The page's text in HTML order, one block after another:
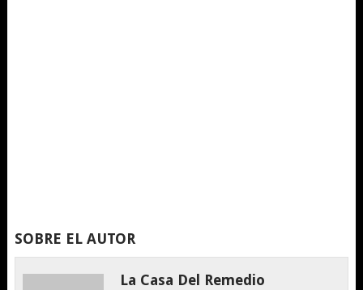
SOBRE EL AUTOR
La Casa Del Remedio